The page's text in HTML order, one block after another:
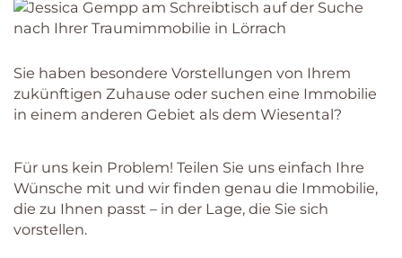
Sie haben besondere Vorstellungen von Ihrem
zukünftigen Zuhause oder suchen eine Immobilie
in einem anderen Gebiet als dem Wiesental?
Für uns kein Problem! Teilen Sie uns einfach Ihre
Wünsche mit und wir finden genau die Immobilie,
die zu Ihnen passt – in der Lage, die Sie sich
vorstellen.